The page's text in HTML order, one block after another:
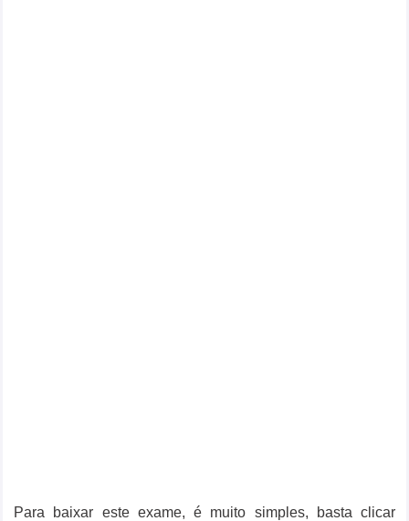
Para baixar este exame, é muito simples, basta clicar